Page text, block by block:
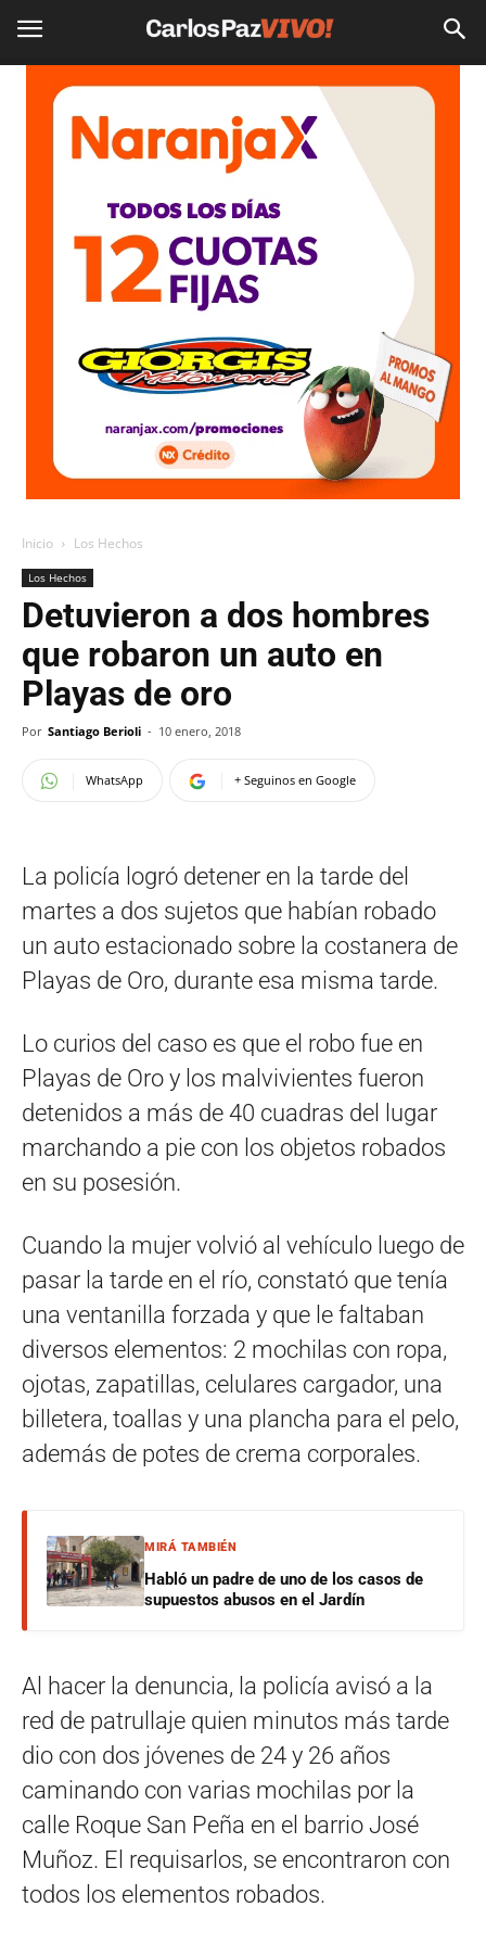
Inicio Los Hechos
Los Hechos
Detuvieron a dos hombres
que robaron un auto en
Playas de oro
Por Santiago Berioli - 10 enero, 2018
WhatsApp + Seguinos en Google
La policía logró detener en la tarde del
martes a dos sujetos que habían robado
un auto estacionado sobre la costanera de
Playas de Oro, durante esa misma tarde.
Lo curios del caso es que el robo fue en
Playas de Oro y los malvivientes fueron
detenidos a más de 40 cuadras del lugar
marchando a pie con los objetos robados
en su posesión.
Cuando la mujer volvió al vehículo luego de
pasar la tarde en el río, constató que tenía
una ventanilla forzada y que le faltaban
diversos elementos: 2 mochilas con ropa,
ojotas, zapatillas, celulares cargador, una
billetera, toallas y una plancha para el pelo,
además de potes de crema corporales.
MIRÁ TAMBIÉN
Habló un padre de uno de los casos de
supuestos abusos en el Jardín
Al hacer la denuncia, la policía avisó a la
red de patrullaje quien minutos más tarde
dio con dos jóvenes de 24 y 26 años
caminando con varias mochilas por la
calle Roque San Peña en el barrio José
Muñoz. El requisarlos, se encontraron con
todos los elementos robados.